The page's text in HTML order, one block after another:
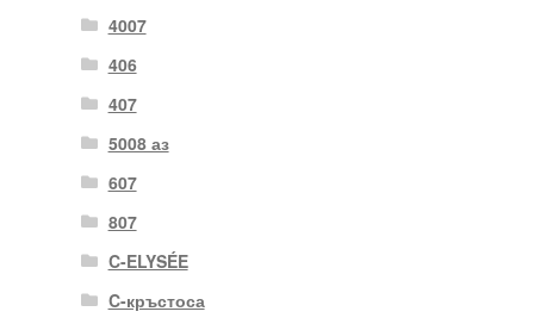
4007
406
407
5008 аз
607
807
C-ELYSÉE
C-кръстоса